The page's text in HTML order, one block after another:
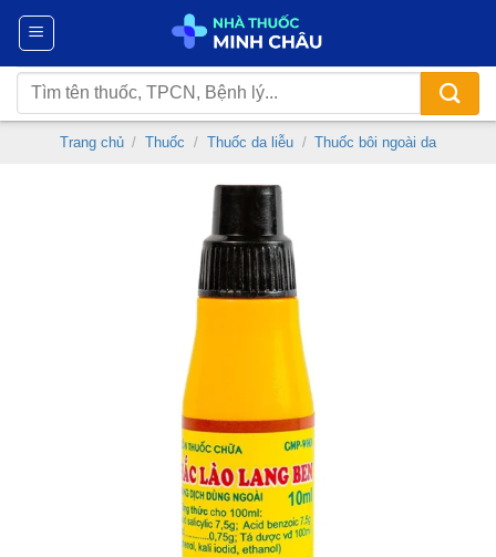
Chuyển
nội
dung
Tìm
kiếm:
Trang chủ / Thuốc / Thuốc da liễu / Thuốc bôi ngoài da